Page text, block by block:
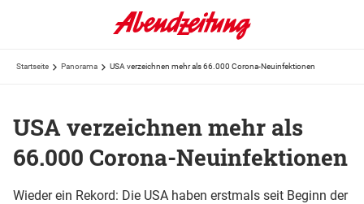
Startseite Panorama USA verzeichnen mehr als 66.000 Corona-Neuinfektionen
USA verzeichnen mehr als
66.000 Corona-Neuinfektionen
Wieder ein Rekord: Die USA haben erstmals seit Beginn der